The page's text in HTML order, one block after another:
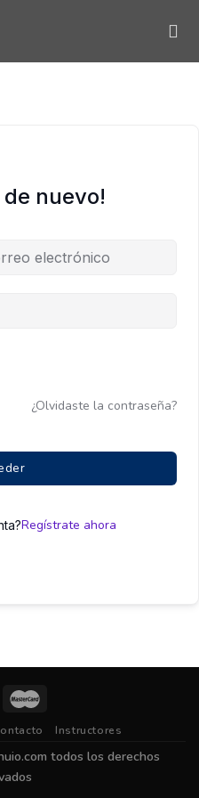
de nuevo!
¿Olvidaste la contraseña?
Regístrate ahora
Instructores
todos los derechos